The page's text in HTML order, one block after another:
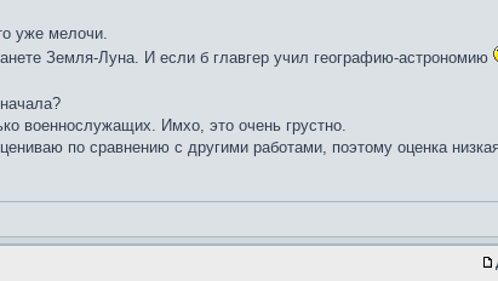
уже мелочи.
Земля-Луна. И если б главгер учил географию-астрономию
военнослужащих. Имхо, это очень грустно.
по сравнению с другими работами, поэтому оценка